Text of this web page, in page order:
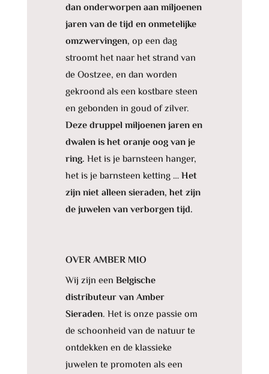
dan onderworpen aan miljoenen
jaren van de tijd en onmetelijke
omzwervingen, op een dag
stroomt het naar het strand van
de Oostzee, en dan worden
gekroond als een kostbare steen
en gebonden in goud of zilver.
Deze druppel miljoenen jaren en
dwalen is het oranje oog van je
ring. Het is je barnsteen hanger,
het is je barnsteen ketting …Het
zijn niet alleen sieraden, het zijn
de juwelen van verborgen tijd.
OVER AMBER MIO
Wij zijn eenBelgische
distributeur van Amber
Sieraden. Het is onze passie om
de schoonheid van de natuur te
ontdekken en de klassieke
juwelen te promoten als een